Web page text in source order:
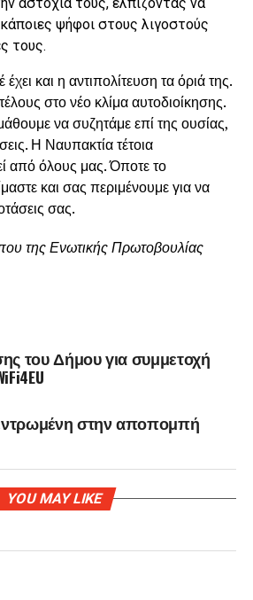
αστοχία τους, ελπίζοντας να
ψήφοι στους λιγοστούς
τους.
και η αντιπολίτευση τα όριά της.
στο νέο κλίμα αυτοδιοίκησης.
να συζητάμε επί της ουσίας,
Η Ναυπακτία τέτοια
από όλους μας. Όποτε το
και σας περιμένουμε για να
σας.
της Ενωτικής Πρωτοβουλίας
του Δήμου για συμμετοχή
στην αποπομπή
YOU MAY LIKE